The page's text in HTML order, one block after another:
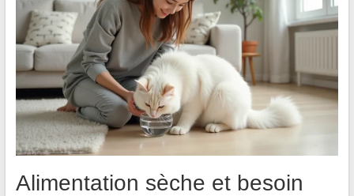
Alimentation sèche et besoin